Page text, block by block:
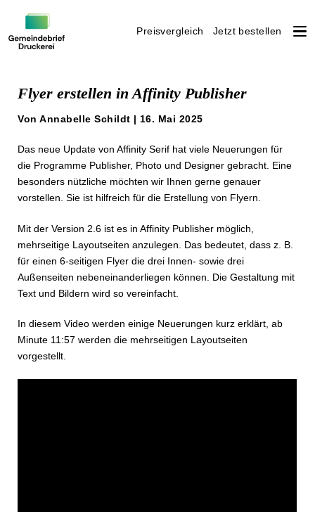
Preisvergleich Jetzt bestellen
InhaltFlyer erstellen in Affinity Publisher
Von Annabelle Schildt | 16. Mai 2025
Das neue Update von Affinity Serif hat viele Neuerungen für
die Programme Publisher, Photo und Designer gebracht. Eine
besonders nützliche möchten wir Ihnen gerne genauer
vorstellen. Sie ist hilfreich für die Erstellung von Flyern.
Mit der Version 2.6 ist es in Affinity Publisher möglich,
mehrseitige Layoutseiten anzulegen. Das bedeutet, dass z. B.
für einen 6-seitigen Flyer die drei Innen- sowie drei
Außenseiten nebeneinanderliegen können. Die Gestaltung mit
Text und Bildern wird so vereinfacht.
In diesem Video werden einige Neuerungen kurz erklärt, ab
Minute 11:57 werden die mehrseitigen Layoutseiten
vorgestellt.